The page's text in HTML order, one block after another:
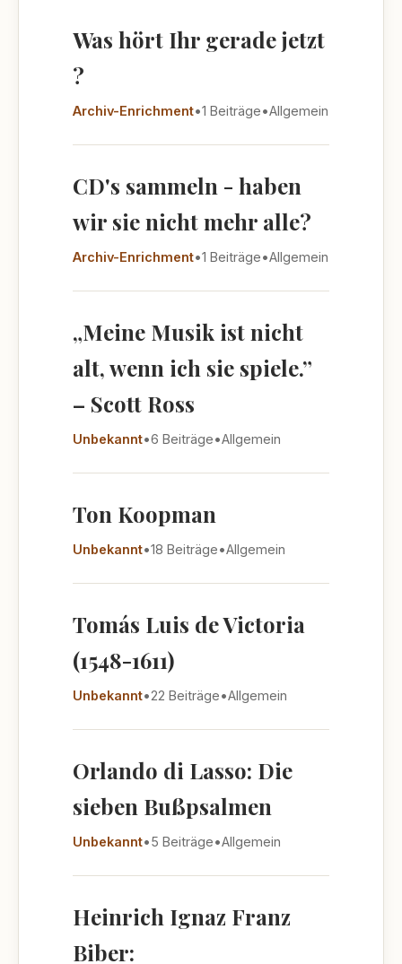
Was hört Ihr gerade jetzt
?
Archiv-Enrichment•1 Beiträge•Allgemein
CD's sammeln - haben
wir sie nicht mehr alle?
Archiv-Enrichment•1 Beiträge•Allgemein
„Meine Musik ist nicht
alt, wenn ich sie spiele.”
– Scott Ross
Unbekannt•6 Beiträge•Allgemein
Ton Koopman
Unbekannt•18 Beiträge•Allgemein
Tomás Luis de Victoria
(1548-1611)
Unbekannt•22 Beiträge•Allgemein
Orlando di Lasso: Die
sieben Bußpsalmen
Unbekannt•5 Beiträge•Allgemein
Heinrich Ignaz Franz
Biber: